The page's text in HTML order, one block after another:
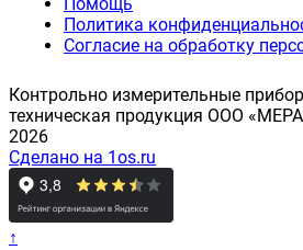
Политика
Согласие на обработку
Контрольно измерительные
техническая продукция ООО
2026
Сделано на 1os.ru
↑